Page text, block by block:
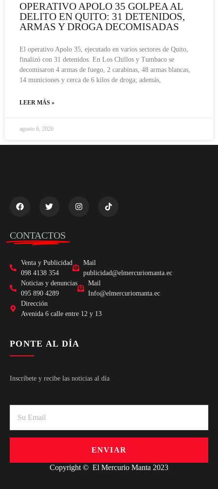
OPERATIVO APOLO 35 GOLPEA AL
DELITO EN QUITO: 31 DETENIDOS,
ARMAS Y DROGA DECOMISADAS
El operativo Apolo 35, ejecutado en varios sectores de Quito,
finalizó con 31 detenidos. En Los Chillos y Tumbaco se
decomisaron 4 armas de fuego, 2 carabinas, 48 armas blancas,
14 municiones y cerca de 6 kilos de droga; además,
LEER MÁS »
agosto 6, 2026
CONTACTOS
Venta y Publicidad
098 4138 354
Mail
publicidad@elmercuriomanta.ec
Noticias y denuncias
095 890 4289
Mail
Info@elmercuriomanta.ec
Dirección
Avenida 6 calle entre 12 y 13
PONTE AL DÍA
Inscríbete y recibe las noticias al día
ENVIAR
Copyright © El Mercurio Manta 2023